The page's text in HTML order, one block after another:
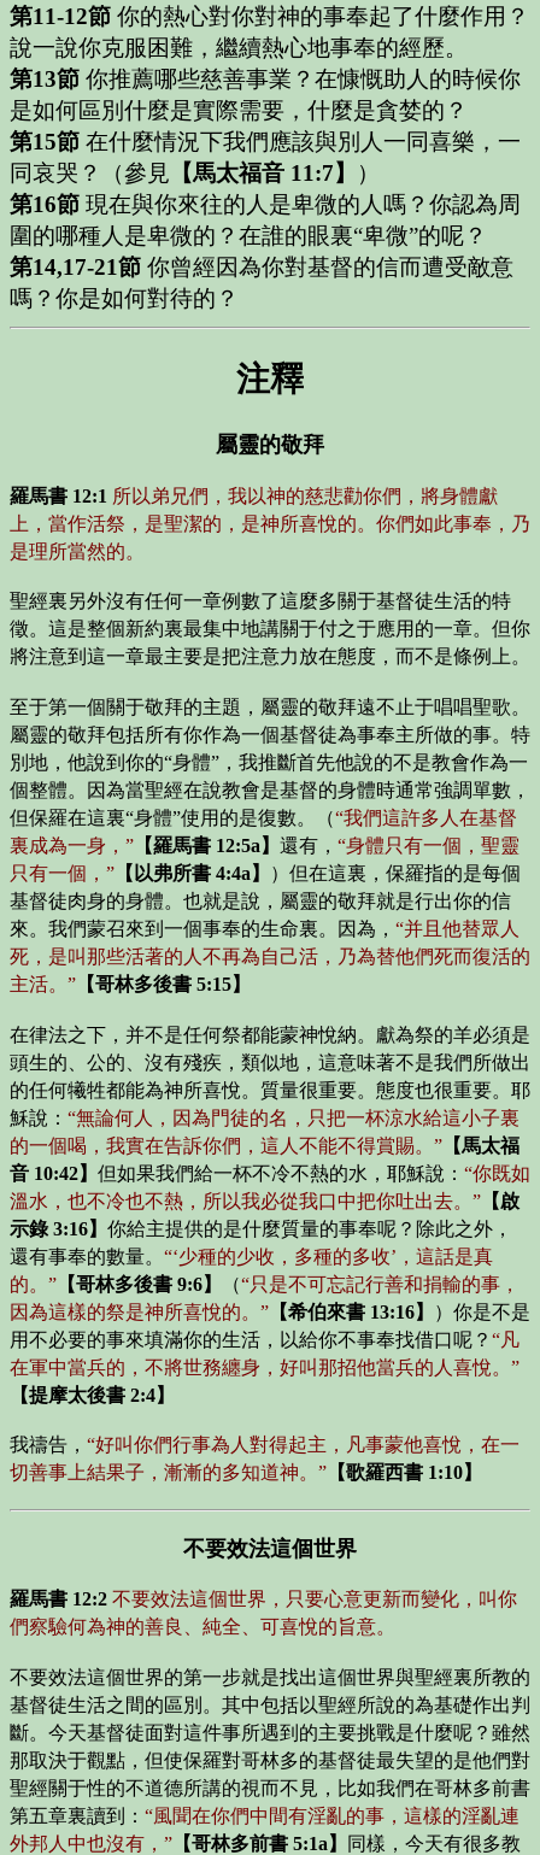
第11-12節 你的熱心對你對神的事奉起了什麼作用？
說一說你克服困難，繼續熱心地事奉的經歷。
第13節 你推薦哪些慈善事業？在慷慨助人的時候你
是如何區別什麼是實際需要，什麼是貪婪的？
第15節 在什麼情況下我們應該與別人一同喜樂，一
同哀哭？（參見 【馬太福音 11:7】
）
第16節 現在與你來往的人是卑微的人嗎？你認為周
圍的哪種人是卑微的？在誰的眼裏“卑微”的呢？
第14,17-21節 你曾經因為你對基督的信而遭受敵意
嗎？你是如何對待的？
注釋
屬靈的敬拜
羅馬書 12:1 所以弟兄們，我以神的慈悲勸你們，將身體獻
上，當作活祭，是聖潔的，是神所喜悅的。你們如此事奉，乃
是理所當然的。
聖經裏另外沒有任何一章例數了這麼多關于基督徒生活的特
徵。這是整個新約裏最集中地講關于付之于應用的一章。但你
將注意到這一章最主要是把注意力放在態度，而不是條例上。
至于第一個關于敬拜的主題，屬靈的敬拜遠不止于唱唱聖歌。
屬靈的敬拜包括所有你作為一個基督徒為事奉主所做的事。特
別地，他說到你的“身體”，我推斷首先他說的不是教會作為一
個整體。因為當聖經在說教會是基督的身體時通常強調單數，
但保羅在這裏“身體”使用的是復數。（“我們這許多人在基督
裏成為一身，” 【羅馬書 12:5a】 還有， “身體只有一個，聖靈
只有一個，” 【以弗所書 4:4a】
）但在這裏，保羅指的是每個
基督徒肉身的身體。也就是說，屬靈的敬拜就是行出你的信
來。我們蒙召來到一個事奉的生命裏。因為， “并且他替眾人
死，是叫那些活著的人不再為自己活，乃為替他們死而復活的
主活。” 【哥林多後書 5:15】
在律法之下，并不是任何祭都能蒙神悅納。獻為祭的羊必須是
頭生的、公的、沒有殘疾，類似地，這意味著不是我們所做出
的任何犧牲都能為神所喜悅。質量很重要。態度也很重要。耶
穌說： “無論何人，因為門徒的名，只把一杯涼水給這小子裏
的一個喝，我實在告訴你們，這人不能不得賞賜。” 【馬太福
音 10:42】 但如果我們給一杯不冷不熱的水，耶穌說： “你既如
溫水，也不冷也不熱，所以我必從我口中把你吐出去。” 【啟
示錄 3:16】 你給主提供的是什麼質量的事奉呢？除此之外，
還有事奉的數量。 “‘少種的少收，多種的多收’，這話是真
的。” 【哥林多後書 9:6】 （“只是不可忘記行善和捐輸的事，
因為這樣的祭是神所喜悅的。” 【希伯來書 13:16】
）你是不是
用不必要的事來填滿你的生活，以給你不事奉找借口呢？ “凡
在軍中當兵的，不將世務纏身，好叫那招他當兵的人喜悅。”
【提摩太後書 2:4】
我禱告， “好叫你們行事為人對得起主，凡事蒙他喜悅，在一
切善事上結果子，漸漸的多知道神。” 【歌羅西書 1:10】
不要效法這個世界
羅馬書 12:2 不要效法這個世界，只要心意更新而變化，叫你
們察驗何為神的善良、純全、可喜悅的旨意。
不要效法這個世界的第一步就是找出這個世界與聖經裏所教的
基督徒生活之間的區別。其中包括以聖經所說的為基礎作出判
斷。今天基督徒面對這件事所遇到的主要挑戰是什麼呢？雖然
那取決于觀點，但使保羅對哥林多的基督徒最失望的是他們對
聖經關于性的不道德所講的視而不見，比如我們在哥林多前書
第五章裏讀到： “風聞在你們中間有淫亂的事，這樣的淫亂連
外邦人中也沒有，” 【哥林多前書 5:1a】 同樣，今天有很多教